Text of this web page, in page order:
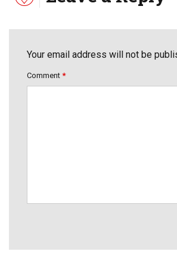
Your email address will not be
Comment *